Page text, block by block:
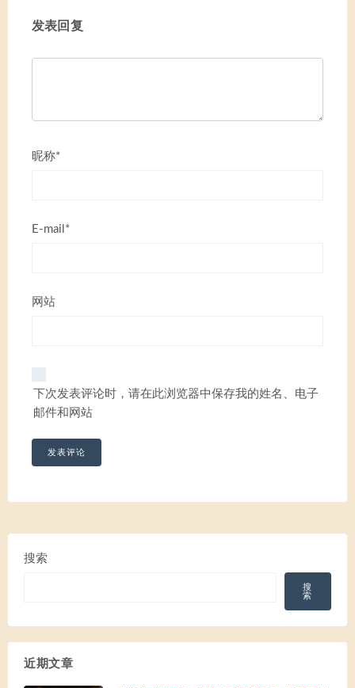
发表回复
昵称*
E-mail*
网站
下次发表评论时，请在此浏览器中保存我的姓名、电子
邮件和网站
搜索
搜
索
近期文章